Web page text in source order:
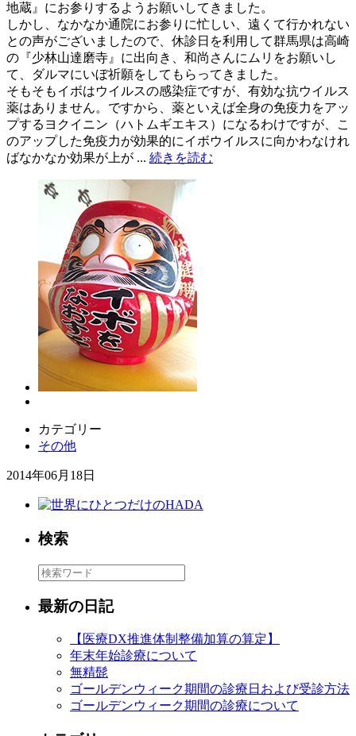
地蔵』にお参りするようお願いしてきました。
しかし、なかなか通院にお参りに忙しい、遠くて行かれない
との声がございましたので、休診日を利用して群馬県は高崎
の『少林山達磨寺』に出向き、和尚さんにムリをお願いし
て、ダルマにいぼ祈願をしてもらってきました。
そもそもイボはウイルスの感染症ですが、有効な抗ウイルス
薬はありません。ですから、薬といえば全身の免疫力をアッ
プするヨクイニン（ハトムギエキス）になるわけですが、こ
のアップした免疫力が効果的にイボウイルスに向かわなけれ
ばなかなか効果が上が ... 続きを読む
カテゴリー
その他
2014年06月18日
検索
最新の日記
【医療DX推進体制整備加算の算定】
年末年始診療について
無精髭
ゴールデンウィーク期間の診療日および受診方法
ゴールデンウィーク期間の診療について